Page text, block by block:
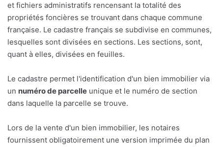
et fichiers administratifs rencensant la totalité des
propriétés foncières se trouvant dans chaque commune
française. Le cadastre français se subdivise en communes,
lesquelles sont divisées en sections. Les sections, sont,
quant à elles, divisées en feuilles.
Le cadastre permet l'identification d'un bien immobilier via
un numéro de parcelle unique et le numéro de section
dans laquelle la parcelle se trouve.
Lors de la vente d'un bien immobilier, les notaires
fournissent obligatoirement une version imprimée du plan